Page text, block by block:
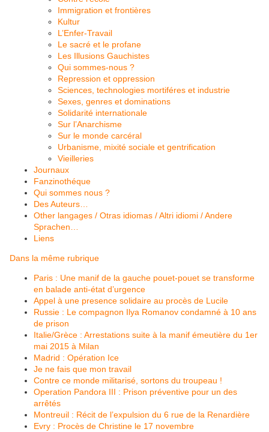
Immigration et frontières
Kultur
L’Enfer-Travail
Le sacré et le profane
Les Illusions Gauchistes
Qui sommes-nous ?
Repression et oppression
Sciences, technologies mortiféres et industrie
Sexes, genres et dominations
Solidarité internationale
Sur l’Anarchisme
Sur le monde carcéral
Urbanisme, mixité sociale et gentrification
Vieilleries
Journaux
Fanzinothéque
Qui sommes nous ?
Des Auteurs…
Other langages / Otras idiomas / Altri idiomi / Andere
Sprachen…
Liens
Dans la même rubrique
Paris : Une manif de la gauche pouet-pouet se transforme
en balade anti-état d’urgence
Appel à une presence solidaire au procès de Lucile
Russie : Le compagnon Ilya Romanov condamné à 10 ans
de prison
Italie/Grèce : Arrestations suite à la manif émeutière du 1er
mai 2015 à Milan
Madrid : Opération Ice
Je ne fais que mon travail
Contre ce monde militarisé, sortons du troupeau !
Operation Pandora III : Prison préventive pour un des
arrêtés
Montreuil : Récit de l’expulsion du 6 rue de la Renardière
Evry : Procès de Christine le 17 novembre